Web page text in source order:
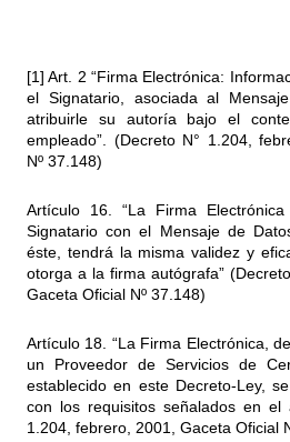
[1] Art. 2 “Firma Electrónica:
el Signatario, asociada al
atribuirle su autoría bajo el
empleado”. (Decreto N° 1.204,
Nº 37.148)
Artículo 16. “La Firma
Signatario con el Mensaje de
éste, tendrá la misma validez y
otorga a la firma autógrafa”
Gaceta Oficial Nº 37.148)
Artículo 18. “La Firma Electrónica,
un Proveedor de Servicios de
establecido en este Decreto-Ley,
con los requisitos señalados en el
1.204, febrero, 2001, Gaceta Oficial